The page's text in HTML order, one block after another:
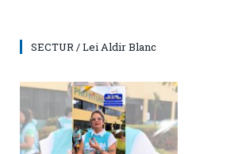
SECTUR / Lei Aldir Blanc